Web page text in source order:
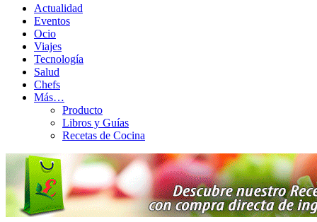
Actualidad
Eventos
Ocio
Viajes
Tecnología
Salud
Chefs
Más…
Producto
Libros y Guías
Recetas de Cocina